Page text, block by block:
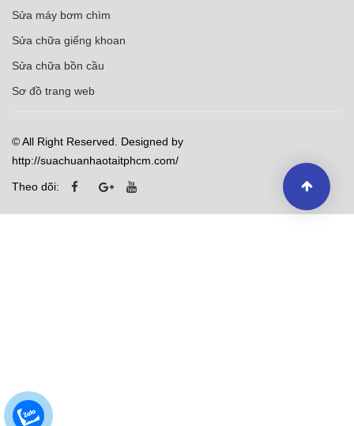
Sửa máy bơm chìm
Sửa chữa giếng khoan
Sửa chữa bồn cầu
Sơ đồ trang web
© All Right Reserved. Designed by
http://suachuanhaotaitphcm.com/
Theo dõi: